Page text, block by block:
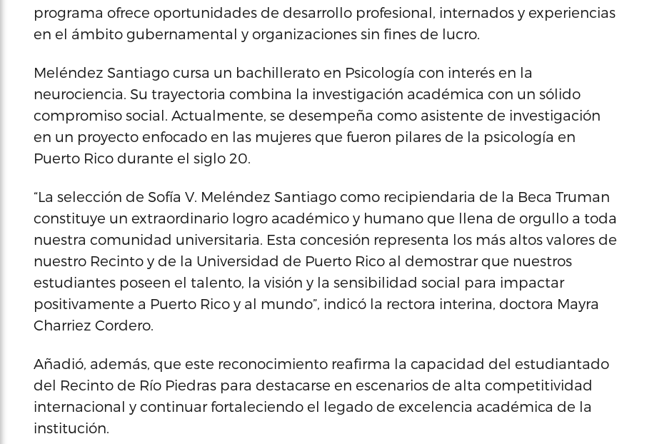
programa ofrece oportunidades de desarrollo profesional, internados y experiencias
en el ámbito gubernamental y organizaciones sin fines de lucro.
Meléndez Santiago cursa un bachillerato en Psicología con interés en la
neurociencia. Su trayectoria combina la investigación académica con un sólido
compromiso social. Actualmente, se desempeña como asistente de investigación
en un proyecto enfocado en las mujeres que fueron pilares de la psicología en
Puerto Rico durante el siglo 20.
“La selección de Sofía V. Meléndez Santiago como recipiendaria de la Beca Truman
constituye un extraordinario logro académico y humano que llena de orgullo a toda
nuestra comunidad universitaria. Esta concesión representa los más altos valores de
nuestro Recinto y de la Universidad de Puerto Rico al demostrar que nuestros
estudiantes poseen el talento, la visión y la sensibilidad social para impactar
positivamente a Puerto Rico y al mundo”, indicó la rectora interina, doctora Mayra
Charriez Cordero.
Añadió, además, que este reconocimiento reafirma la capacidad del estudiantado
del Recinto de Río Piedras para destacarse en escenarios de alta competitividad
internacional y continuar fortaleciendo el legado de excelencia académica de la
institución.